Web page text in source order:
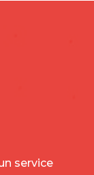
service